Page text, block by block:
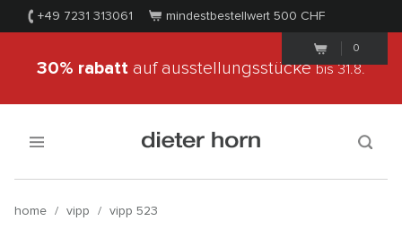
+49 7231 313061 mindestbestellwert 500 CHF
0
30% rabatt auf ausstellungsstückebis 31.8.
home / vipp / vipp 523